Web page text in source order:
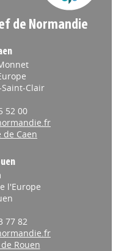
de Normandie
Clair
52 00
Caen
l'Europe
77 82
Rouen